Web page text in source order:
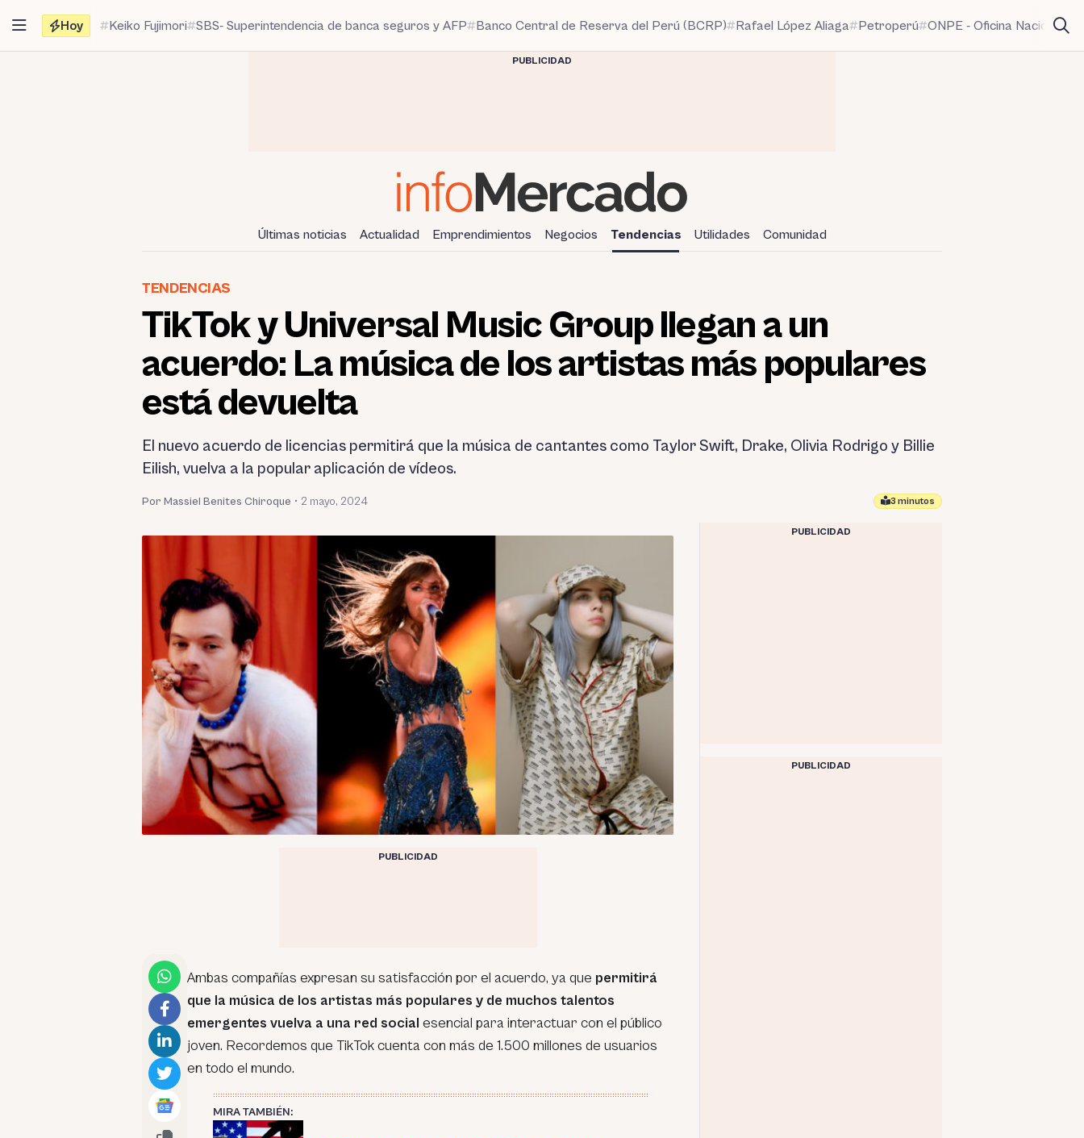
contenido
Hoy Keiko Fujimori SBS- Superintendencia de banca seguros y AFP Banco Central de Reserva del Perú (BCRP) Rafael López Aliaga Petroperú ONPE - Oficina Nacional
PUBLICIDAD
Últimas noticias Actualidad Emprendimientos Negocios Tendencias Utilidades Comunidad
TENDENCIAS
TikTok y Universal Music Group llegan a un
acuerdo: La música de los artistas más populares
está devuelta
El nuevo acuerdo de licencias permitirá que la música de cantantes como Taylor Swift, Drake, Olivia Rodrigo y Billie
Eilish, vuelva a la popular aplicación de vídeos.
Por Massiel Benites Chiroque • 2 mayo, 2024 3 minutos
PUBLICIDAD
Ambas compañías expresan su satisfacción por el acuerdo, ya que permitirá
que la música de los artistas más populares y de muchos talentos
emergentes vuelva a una red social esencial para interactuar con el público
joven. Recordemos que TikTok cuenta con más de 1.500 millones de usuarios
en todo el mundo.
MIRA TAMBIÉN:
PUBLICIDAD
PUBLICIDAD